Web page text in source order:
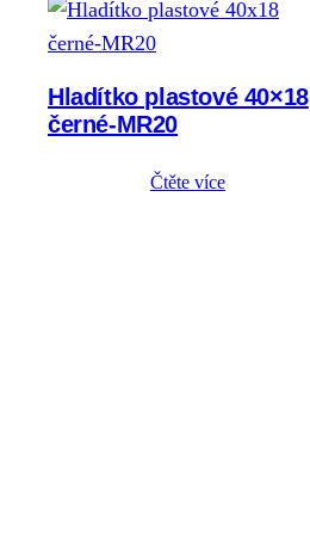
Hladítko plastové 40×18
černé-MR20
Čtěte více